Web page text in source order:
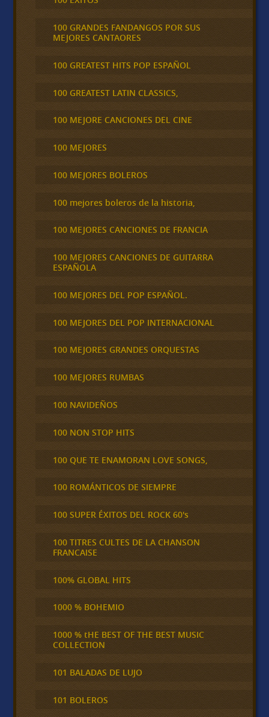
100 GRANDES FANDANGOS POR SUS
MEJORES CANTAORES
100 GREATEST HITS POP ESPAÑOL
100 GREATEST LATIN CLASSICS,
100 MEJORE CANCIONES DEL CINE
100 MEJORES
100 MEJORES BOLEROS
100 mejores boleros de la historia,
100 MEJORES CANCIONES DE FRANCIA
100 MEJORES CANCIONES DE GUITARRA
ESPAÑOLA
100 MEJORES DEL POP ESPAÑOL.
100 MEJORES DEL POP INTERNACIONAL
100 MEJORES GRANDES ORQUESTAS
100 MEJORES RUMBAS
100 NAVIDEÑOS
100 NON STOP HITS
100 QUE TE ENAMORAN LOVE SONGS,
100 ROMÁNTICOS DE SIEMPRE
100 SUPER ÉXITOS DEL ROCK 60's
100 TITRES CULTES DE LA CHANSON
FRANCAISE
100% GLOBAL HITS
1000 % BOHEMIO
1000 % tHE BEST OF THE BEST MUSIC
COLLECTION
101 BALADAS DE LUJO
101 BOLEROS